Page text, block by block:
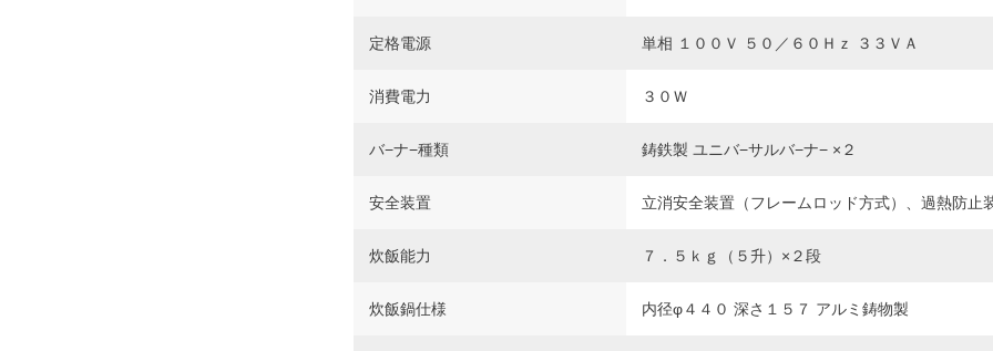
定格電源 単相 １００Ｖ ５０／６０Ｈｚ ３３ＶＡ
消費電力 ３０Ｗ
バ−ナ−種類 鋳鉄製 ユニバ−サルバ−ナ− ×２
安全装置 立消安全装置（フレームロッド方式）、過熱防止
炊飯能力 ７．５ｋｇ（５升）×２段
炊飯鍋仕様 内径φ４４０ 深さ１５７ アルミ鋳物製